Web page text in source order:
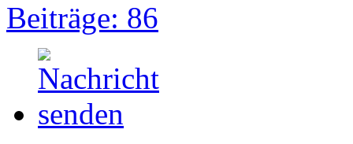
Beiträge: 86